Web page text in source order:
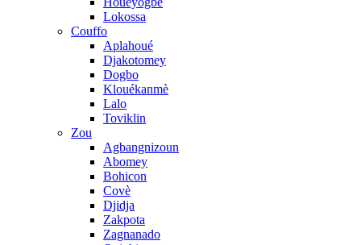
Lokossa
Couffo
Aplahoué
Djakotomey
Dogbo
Klouékanmè
Lalo
Toviklin
Zou
Agbangnizoun
Abomey
Bohicon
Covè
Djidja
Zakpota
Zagnanado